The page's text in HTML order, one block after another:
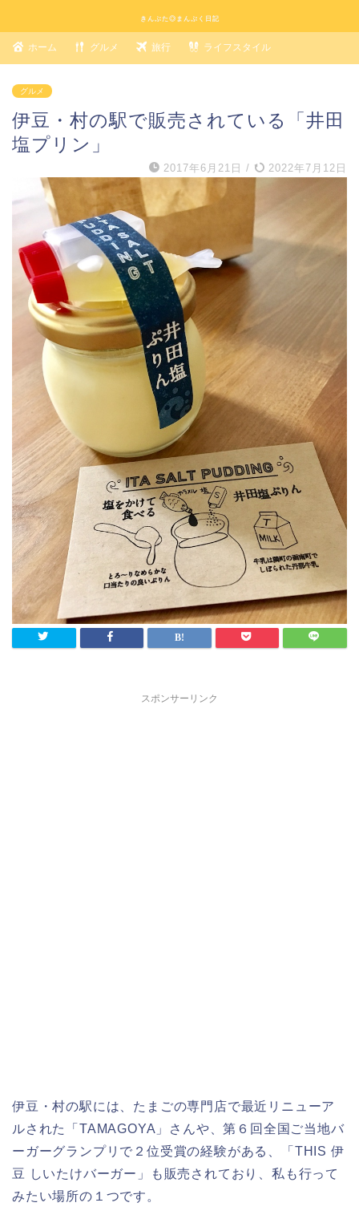
きんぶた◎まんぷく日記
ホーム グルメ 旅行 ライフスタイル
グルメ
伊豆・村の駅で販売されている「井田
塩プリン」
2017年6月21日 / 2022年7月12日
スポンサーリンク
伊豆・村の駅には、たまごの専門店で最近リニューア
ルされた「TAMAGOYA」さんや、第６回全国ご当地バ
ーガーグランプリで２位受賞の経験がある、「THIS 伊
豆 しいたけバーガー」も販売されており、私も行って
みたい場所の１つです。